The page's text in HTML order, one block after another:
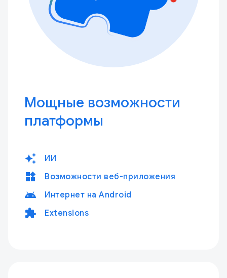
Мощные возможности
платформы
auto_awesome ИИ
widgets Возможности веб-приложения
android Интернет на Android
extension Extensions